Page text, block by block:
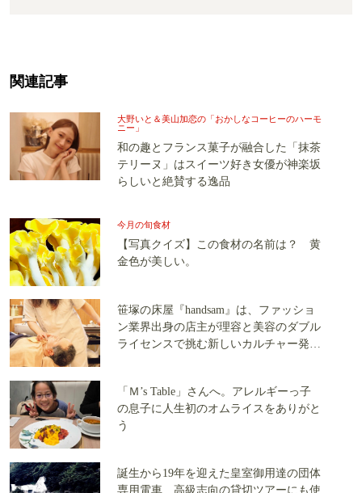
関連記事
大野いと＆美山加恋の「おかしなコーヒーのハーモ
ニー」
和の趣とフランス菓子が融合した「抹茶
テリーヌ」はスイーツ好き女優が神楽坂
らしいと絶賛する逸品
今月の旬食材
【写真クイズ】この食材の名前は？ 黄
金色が美しい。
笹塚の床屋『handsam』は、ファッショ
ン業界出身の店主が理容と美容のダブル
ライセンスで挑む新しいカルチャー発信
「Ｍ’s Table」さんへ。アレルギーっ子
の息子に人生初のオムライスをありがと
う
誕生から19年を迎えた皇室御用達の団体
専用電車 高級志向の貸切ツアーにも使